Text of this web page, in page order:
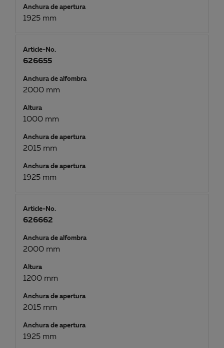
Anchura de apertura
1925 mm
Article-No.
626655
Anchura de alfombra
2000 mm
Altura
1000 mm
Anchura de apertura
2015 mm
Anchura de apertura
1925 mm
Article-No.
626662
Anchura de alfombra
2000 mm
Altura
1200 mm
Anchura de apertura
2015 mm
Anchura de apertura
1925 mm